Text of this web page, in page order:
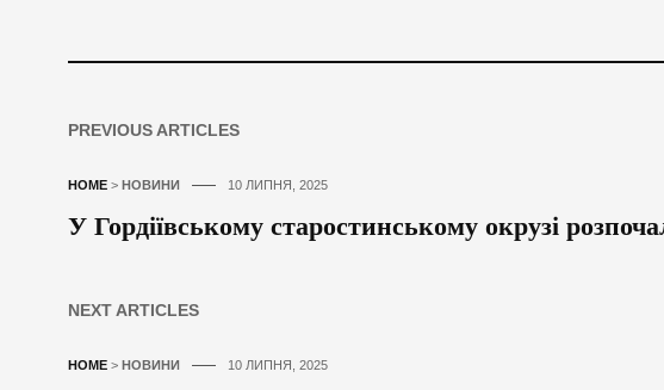
PREVIOUS ARTICLES
HOME > НОВИНИ 10 ЛИПНЯ, 2025
У Гордіївському старостинському окрузі
NEXT ARTICLES
HOME > НОВИНИ 10 ЛИПНЯ, 2025